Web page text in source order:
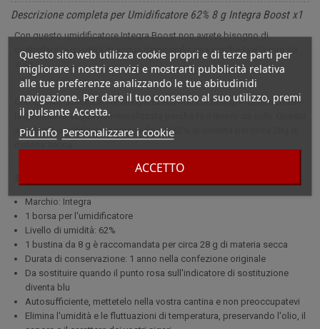
Questo sito web utilizza cookie propri e di terze parti per
migliorare i nostri servizi e mostrarti pubblicità relativa
alle tue preferenze analizzando le tue abitudinidi
navigazione. Per dare il tuo consenso al suo utilizzo, premi
il pulsante Accetta.
Piú info Personalizzare i cookie
ACCETTO
Descrizione completa per Umidificatore 62% 8 g Integra Boost x1
Con questo umidificatore Integra Boost non avrete bisogno di
controllare la quantità di acqua demineralizzata perché fa il lavoro da
solo.
Con questo umidificatore Integra Boost non c'è bisogno di controllare
la quantità di acqua demineralizzata perché fa il lavoro da solo. Questo
sacchetto umidificatore rilascia fino al 62% di umidità per circa 28g di
Marchio: Integra
1 borsa per l'umidificatore
Livello di umidità: 62%
1 bustina da 8 g è raccomandata per circa 28 g di materia secca
Durata di conservazione: 1 anno nella confezione originale
Da sostituire quando il punto rosa sull'indicatore di sostituzione
diventa blu
Autosufficiente, mettetelo nella vostra cantina e non preoccupatevi
Elimina l'umidità e le fluttuazioni di temperatura, preservando l'olio, il